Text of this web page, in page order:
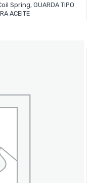
Spring, GUARDA TIPO
ACEITE